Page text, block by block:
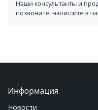
Наши консультанты и
позвоните, напишите в
Информация
Новости